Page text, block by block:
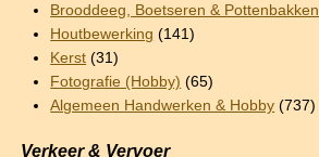
Brooddeeg, Boetseren & Pottenbakken
Houtbewerking (141)
Kerst (31)
Fotografie (Hobby) (65)
Algemeen Handwerken & Hobby (737)
Verkeer & Vervoer